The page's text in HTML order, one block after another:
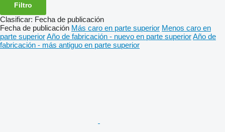
Filtro
Clasificar: Fecha de publicación
Fecha de publicación Más caro en parte superior Menos caro en
parte superiorAño de fabricación - nuevo en parte superiorAño de
fabricación - más antiguo en parte superior